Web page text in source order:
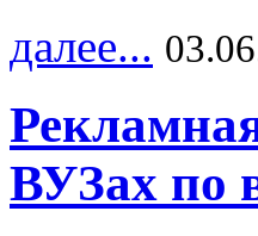
далее...
ВУЗах по